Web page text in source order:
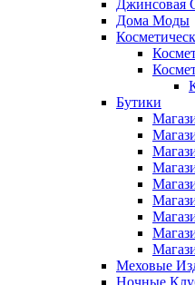
Джинсовая
Дома Моды
Бутики
Меховые
Ночные